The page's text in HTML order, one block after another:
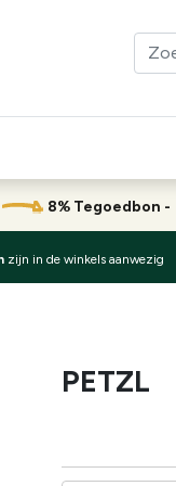
8% Tegoedbon -
zijn in de winkels aanwezig
PETZL